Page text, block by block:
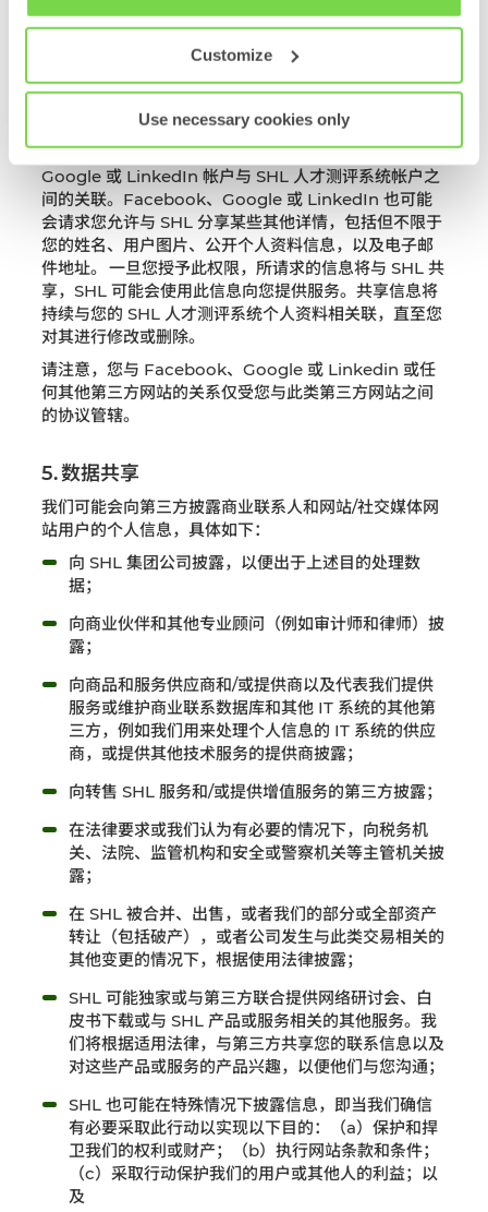
Policy
Customize
Use necessary cookies only
SHL 的人才测评系统。您可以从您的 Facebook、
Google 或 LinkedIn 帐户中随时停止此操作。出于您
帐户信息。
您可以随时通过访问 Facebook、Google 或
LinkedIn 帐户上的隐私设置来禁用您的 Facebook、
Google 或 LinkedIn 帐户与 SHL 人才测评系统帐户之
间的关联。Facebook、Google 或 LinkedIn 也可能
会请求您允许与 SHL 分享某些其他详情，包括但不限于
您的姓名、用户图片、公开个人资料信息，以及电子邮
件地址。 一旦您授予此权限，所请求的信息将与 SHL 共
享，SHL 可能会使用此信息向您提供服务。共享信息将
持续与您的 SHL 人才测评系统个人资料相关联，直至您
对其进行修改或删除。
请注意，您与 Facebook、Google 或 Linkedin 或任
何其他第三方网站的关系仅受您与此类第三方网站之间
的协议管辖。
5. 数据共享
我们可能会向第三方披露商业联系人和网站/社交媒体网
站用户的个人信息，具体如下：
向 SHL 集团公司披露，以便出于上述目的处理数
据；
向商业伙伴和其他专业顾问（例如审计师和律师）披
露；
向商品和服务供应商和/或提供商以及代表我们提供
服务或维护商业联系数据库和其他 IT 系统的其他第
三方，例如我们用来处理个人信息的 IT 系统的供应
商，或提供其他技术服务的提供商披露；
向转售 SHL 服务和/或提供增值服务的第三方披露；
在法律要求或我们认为有必要的情况下，向税务机
关、法院、监管机构和安全或警察机关等主管机关披
露；
在 SHL 被合并、出售，或者我们的部分或全部资产
转让（包括破产），或者公司发生与此类交易相关的
其他变更的情况下，根据使用法律披露；
SHL 可能独家或与第三方联合提供网络研讨会、白
皮书下载或与 SHL 产品或服务相关的其他服务。我
们将根据适用法律，与第三方共享您的联系信息以及
对这些产品或服务的产品兴趣，以便他们与您沟通；
SHL 也可能在特殊情况下披露信息，即当我们确信
有必要采取此行动以实现以下目的：（a）保护和捍
卫我们的权利或财产；（b）执行网站条款和条件；
（c）采取行动保护我们的用户或其他人的利益；以
及